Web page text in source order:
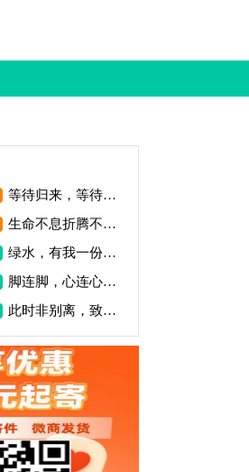
等待归来，等待你_1200字
生命不息折腾不止-写事作文400字
绿水，有我一份情_900字
脚连脚，心连心_800字
此时非别离，致自己_700字